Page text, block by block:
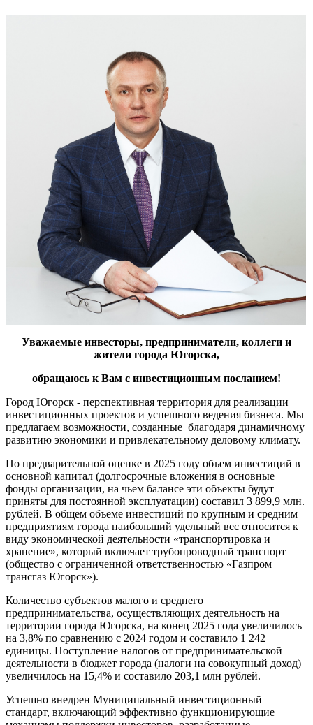
Уважаемые инвесторы, предприниматели, коллеги и
жители города Югорска,
обращаюсь к Вам с инвестиционным посланием!
Город Югорск - перспективная территория для реализации
инвестиционных проектов и успешного ведения бизнеса. Мы
предлагаем возможности, созданные благодаря динамичному
развитию экономики и привлекательному деловому климату.
По предварительной оценке в 2025 году объем инвестиций в
основной капитал (долгосрочные вложения в основные
фонды организации, на чьем балансе эти объекты будут
приняты для постоянной эксплуатации) составил 3 899,9 млн.
рублей. В общем объеме инвестиций по крупным и средним
предприятиям города наибольший удельный вес относится к
виду экономической деятельности «транспортировка и
хранение», который включает трубопроводный транспорт
(общество с ограниченной ответственностью «Газпром
трансгаз Югорск»).
Количество субъектов малого и среднего
предпринимательства, осуществляющих деятельность на
территории города Югорска, на конец 2025 года увеличилось
на 3,8% по сравнению с 2024 годом и составило 1 242
единицы. Поступление налогов от предпринимательской
деятельности в бюджет города (налоги на совокупный доход)
увеличилось на 15,4% и составило 203,1 млн рублей.
Успешно внедрен Муниципальный инвестиционный
стандарт, включающий эффективно функционирующие